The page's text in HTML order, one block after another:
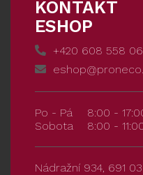
KONTAKT
ESHOP
+420 608 558
Po - Pá
8:00 -
Sobota
8:00 -
Nádražní 934, 691